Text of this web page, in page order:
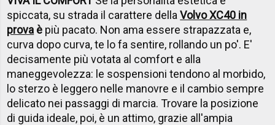
spiccata, su strada il carattere dellaVolvo XC40 in
prova è più pacato. Non ama essere strapazzata e,
curva dopo curva, te lo fa sentire, rollando un po'. E'
decisamente più votata al comfort e alla
maneggevolezza: le sospensioni tendono al morbido,
lo sterzo è leggero nelle manovre e il cambio sempre
delicato nei passaggi di marcia. Trovare la posizione
di guida ideale, poi, è un attimo, grazie all'ampia